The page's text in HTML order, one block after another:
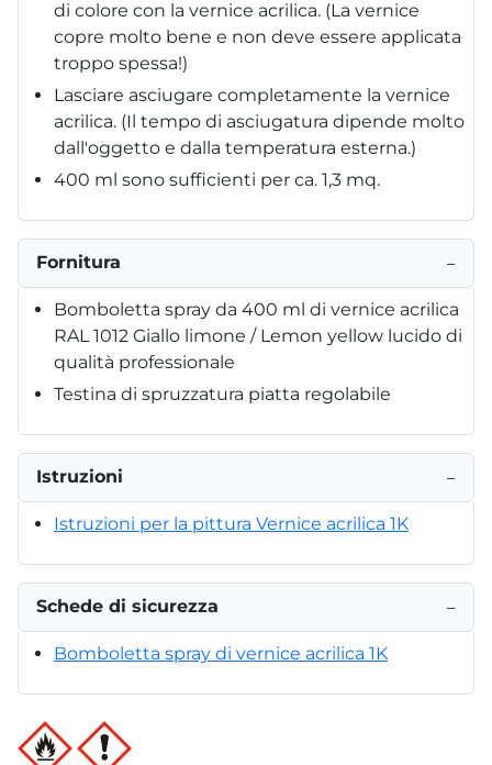
di colore con la vernice acrilica. (La vernice
copre molto bene e non deve essere applicata
troppo spessa!)
Lasciare asciugare completamente la vernice
acrilica. (Il tempo di asciugatura dipende molto
dall'oggetto e dalla temperatura esterna.)
400 ml sono sufficienti per ca. 1,3 mq.
Fornitura −
Bomboletta spray da 400 ml di vernice acrilica
RAL 1012 Giallo limone / Lemon yellow lucido di
qualità professionale
Testina di spruzzatura piatta regolabile
Istruzioni −
Istruzioni per la pittura Vernice acrilica 1K
Schede di sicurezza −
Bomboletta spray di vernice acrilica 1K